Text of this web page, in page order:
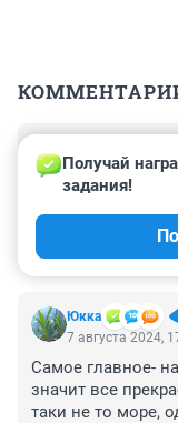
7 августа 2024,
Мы несколько
путешествия.
Азовское, тогда
вояж по
Ехали по
недели побывали
море.
Каждое фото
Юккa
Получай
задания!
7 августа 2024,
Самое главное-
значит все
таки не то море,